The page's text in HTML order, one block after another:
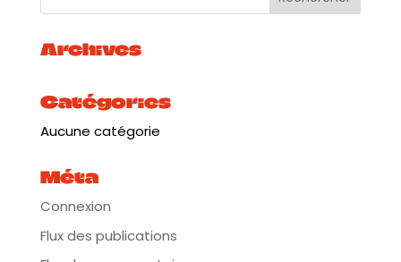
Archives
Catégories
Aucune catégorie
Méta
Connexion
Flux des publications